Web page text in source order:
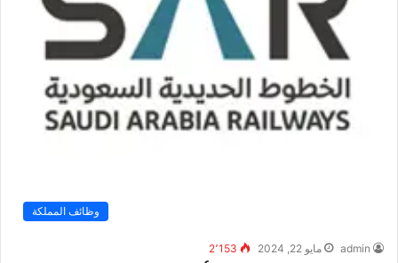
وظائف المملكة
admin مايو 22, 2024 2٬153